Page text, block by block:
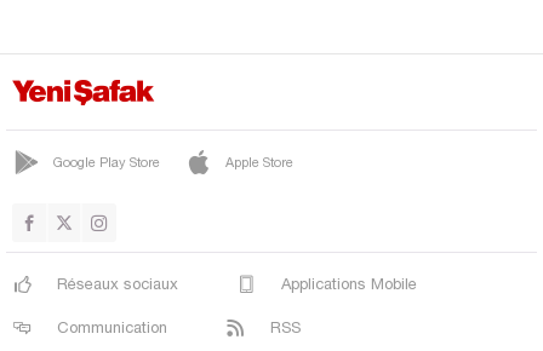
Yalova
Google Play Store Apple Store
Réseaux sociaux Applications Mobile
Communication RSS